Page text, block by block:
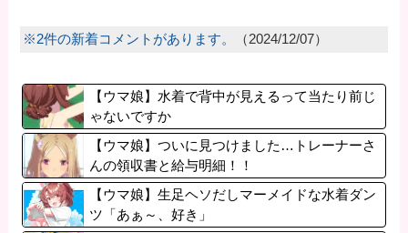
※2件の新着コメントがあります。 （2024/12/07）
【ウマ娘】水着で背中が見えるって当たり前じ
ゃないですか
【ウマ娘】ついに見つけました…トレーナーさ
んの領収書と給与明細！！
【ウマ娘】生足ヘソだしマーメイドな水着ダン
ツ「あぁ～、好き」